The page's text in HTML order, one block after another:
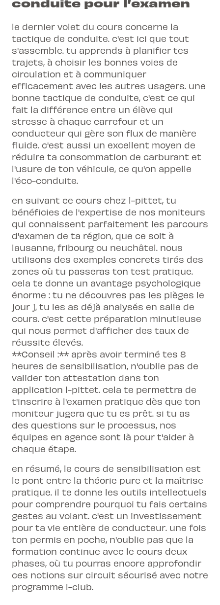
le dernier volet du cours concerne la
tactique de conduite. c'est ici que tout
s'assemble. tu apprends à planifier tes
trajets, à choisir les bonnes voies de
circulation et à communiquer
efficacement avec les autres usagers. une
bonne tactique de conduite, c'est ce qui
fait la différence entre un élève qui
stresse à chaque carrefour et un
conducteur qui gère son flux de manière
fluide. c'est aussi un excellent moyen de
réduire ta consommation de carburant et
l'usure de ton véhicule, ce qu'on appelle
l'éco-conduite.
en suivant ce cours chez l-pittet, tu
bénéficies de l'expertise de nos moniteurs
qui connaissent parfaitement les parcours
d'examen de ta région, que ce soit à
lausanne, fribourg ou neuchâtel. nous
utilisons des exemples concrets tirés des
zones où tu passeras ton test pratique.
cela te donne un avantage psychologique
énorme : tu ne découvres pas les pièges le
jour j, tu les as déjà analysés en salle de
cours. c'est cette préparation minutieuse
qui nous permet d'afficher des taux de
réussite élevés.
**Conseil :** après avoir terminé tes 8
heures de sensibilisation, n'oublie pas de
valider ton attestation dans ton
application l-pittet. cela te permettra de
t'inscrire à l'examen pratique dès que ton
moniteur jugera que tu es prêt. si tu as
des questions sur le processus, nos
équipes en agence sont là pour t'aider à
chaque étape.
en résumé, le cours de sensibilisation est
le pont entre la théorie pure et la maîtrise
pratique. il te donne les outils intellectuels
pour comprendre pourquoi tu fais certains
gestes au volant. c'est un investissement
pour ta vie entière de conducteur. une fois
ton permis en poche, n'oublie pas que la
formation continue avec le cours deux
phases, où tu pourras encore approfondir
ces notions sur circuit sécurisé avec notre
programme l-club.